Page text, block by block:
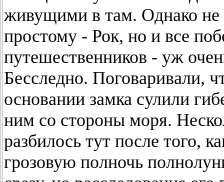
живущими в там. Однако не
простому - Рок, но и все
путешественников - уж
Бесследно. Поговаривали,
основании замка сулили
ним со стороны моря.
разбилось тут после того,
грозовую полночь